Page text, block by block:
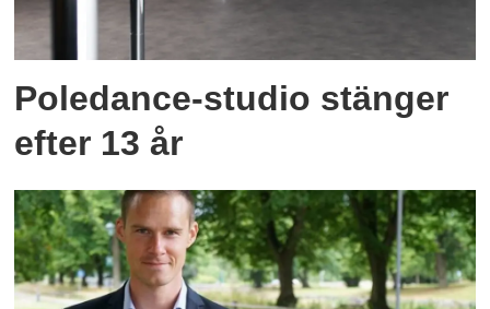
Poledance-studio stänger
efter 13 år